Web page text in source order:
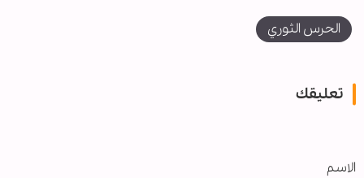
الحرس الثوري
تعليقك
الاسم